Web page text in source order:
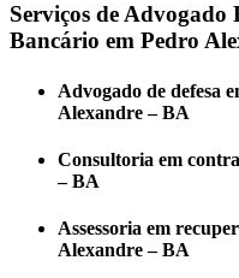
Serviços de Advogado
Bancário em Pedro
Advogado de defesa
Alexandre – BA
Consultoria em
– BA
Assessoria em
Alexandre – BA